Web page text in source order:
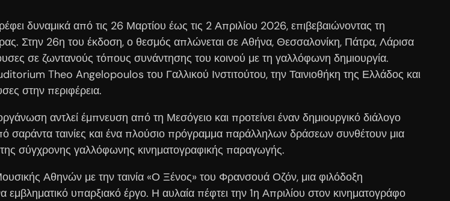
δυναμικά από τις 26 Μαρτίου έως τις 2 Απριλίου 2026, επιβεβαιώνοντας τη
Στην 26η του έκδοση, ο θεσμός απλώνεται σε Αθήνα, Θεσσαλονίκη, Πάτρα, Λάρισα
σε ζωντανούς τόπους συνάντησης του κοινού με τη γαλλόφωνη δημιουργία.
Theo Angelopoulos του Γαλλικού Ινστιτούτου, την Ταινιοθήκη της Ελλάδος και
στην περιφέρεια.
αντλεί έμπνευση από τη Μεσόγειο και προτείνει έναν δημιουργικό διάλογο
σαράντα ταινίες και ένα πλούσιο πρόγραμμα παράλληλων δράσεων συνθέτουν μια
σύγχρονης γαλλόφωνης κινηματογραφικής παραγωγής.
Αθηνών με την ταινία «Ο Ξένος» του Φρανσουά Οζόν, μια φιλόδοξη
υπαρξιακό έργο. Η αυλαία πέφτει την 1η Απριλίου στον κινηματογράφο